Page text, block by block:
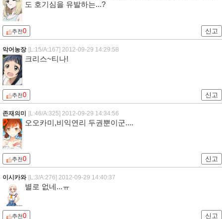
도 호기심을 유발하는...?
추천0 신고
악어농장 [L:15/A:167] 2012-09-29 14:29:58
크리스~티나!
추천0 신고
존재의미 [L:46/A:325] 2012-09-29 14:34:56
오오카미,비익연리 두권뿐이군....
추천0 신고
이시카와 [L:3/A:276] 2012-09-29 14:40:37
별로 없네...ㅠ
추천0 신고